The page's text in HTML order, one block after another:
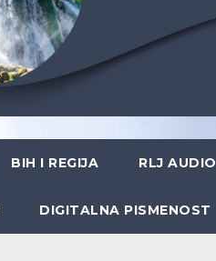
BIH I REGIJA RLJ AUDIO
DIGITALNA PISMENOST